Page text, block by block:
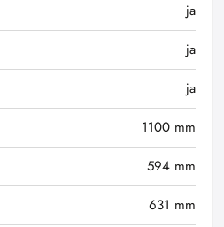
ja
ja
ja
1100 mm
594 mm
631 mm